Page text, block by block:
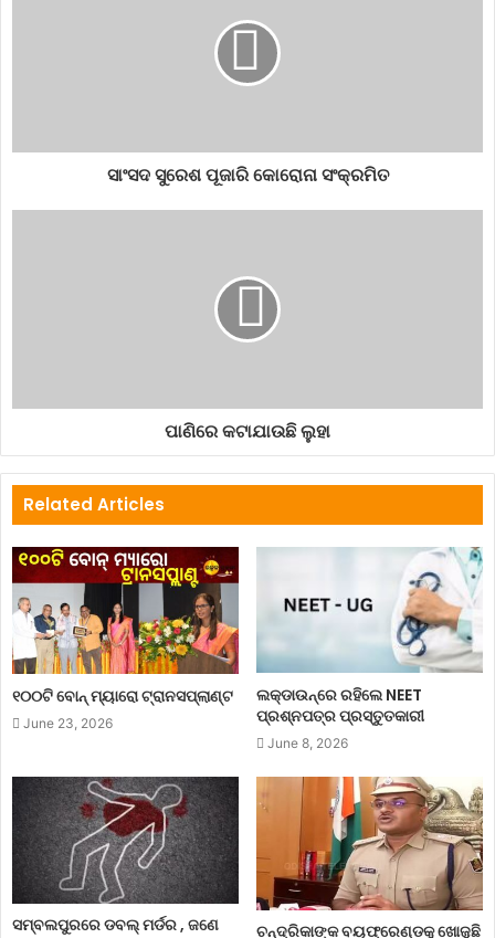
ସାଂସଦ ସୁରେଶ ପୂଜାରି କୋରୋନା ସଂକ୍ରମିତ
ପାଣିରେ କଟାଯାଉଛି ଲୁହା
Related Articles
୧୦୦ଟି ବୋନ୍ ମ୍ୟାରୋ ଟ୍ରାନସପ୍ଲାଣ୍ଟ
June 23, 2026
ଲକ୍‌ଡାଉନ୍‌ରେ ରହିଲେ NEET
ପ୍ରଶ୍ନପତ୍ର ପ୍ରସ୍ତୁତକାରୀ
June 8, 2026
ସମ୍ବଲପୁରରେ ଡବଲ୍ ମର୍ଡର , ଜଣେ
ଚନ୍ଦ୍ରିକାଙ୍କ ବୟଫ୍ରେଣ୍ଡକୁ ଖୋଜୁଛି